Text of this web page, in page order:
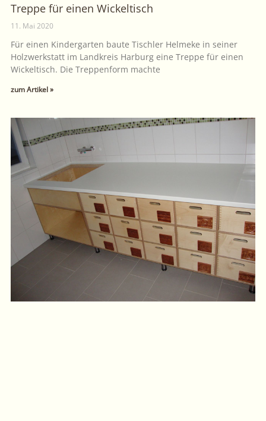
Treppe für einen Wickeltisch
11. Mai 2020
Für einen Kindergarten baute Tischler Helmeke in seiner
Holzwerkstatt im Landkreis Harburg eine Treppe für einen
Wickeltisch. Die Treppenform machte
zum Artikel »